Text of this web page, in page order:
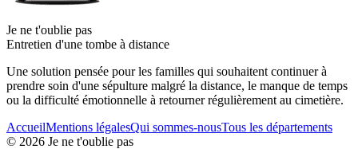
Je ne t'oublie pas
Entretien d'une tombe à distance
Une solution pensée pour les familles qui souhaitent continuer à
prendre soin d'une sépulture malgré la distance, le manque de temps
ou la difficulté émotionnelle à retourner régulièrement au cimetière.
AccueilMentions légalesQui sommes-nousTous les départements
© 2026 Je ne t'oublie pas